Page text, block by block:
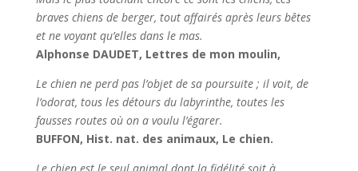
braves chiens de berger, tout affairés après leurs bêtes
et ne voyant qu’elles dans le mas.
Alphonse DAUDET, Lettres de mon moulin,
Le chien ne perd pas l’objet de sa poursuite ; il voit, de
l’odorat, tous les détours du labyrinthe, toutes les
fausses routes où on a voulu l’égarer.
BUFFON, Hist. nat. des animaux, Le chien.